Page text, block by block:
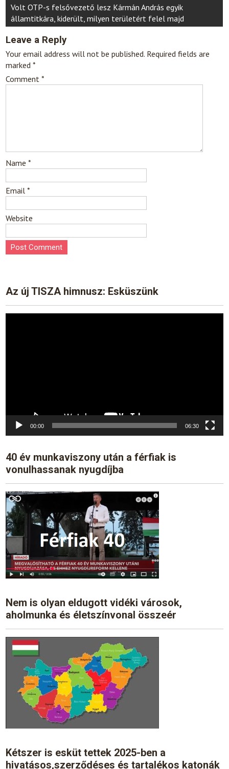
Volt OTP-s felsővezető lesz Kármán András egyik
államtitkára, kiderült, milyen területért felel majd
Leave a Reply
Your email address will not be published. Required fields are
marked*
Comment*
Name*
Email*
Website
Az új TISZA himnusz: Esküszünk
00:00 06:30
40 év munkaviszony után a férfiak is
vonulhassanak nyugdíjba
Nem is olyan eldugott vidéki városok,
aholmunka és életszínvonal összeér
Kétszer is esküt tettek 2025-ben a
hivatásos,szerződéses és tartalékos katonák